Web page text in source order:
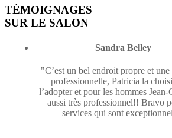
TÉMOIGNAGES
SUR LE SALON
Sandra Belley
"C’est un bel endroit propre et
professionnelle, Patricia la
l’adopter et pour les hommes Jean-
aussi très professionnel!! Bravo
services qui sont